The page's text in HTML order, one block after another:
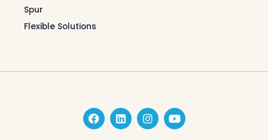
Spur
Flexible Solutions
F
a
c
L
i
n
I
n
s
Y
o
u